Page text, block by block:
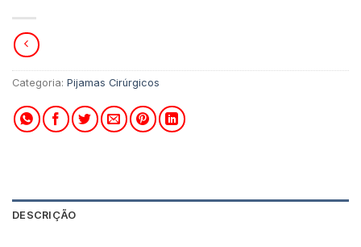
Categoria: Pijamas Cirúrgicos
DESCRIÇÃO